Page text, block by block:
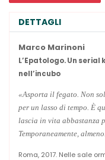
DETTAGLI
Marco Marinoni
L’Epatologo.Un serial
nell’incubo
«Asporta il fegato. Non
per un lasso di tempo. È
lascia in vita abbastanza
Temporaneamente,
Roma, 2017. Nelle sale